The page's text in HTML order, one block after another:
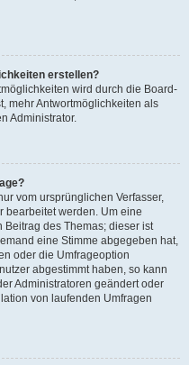
erstellen?
wird durch die Board-
mehr Antwortmöglichkeiten als
Administrator.
vom ursprünglichen Verfasser,
bearbeitet werden. Um eine
des Themas; dieser ist
eine Stimme abgegeben hat,
oder die Umfrageoption
abgestimmt haben, so kann
Administratoren geändert oder
von laufenden Umfragen